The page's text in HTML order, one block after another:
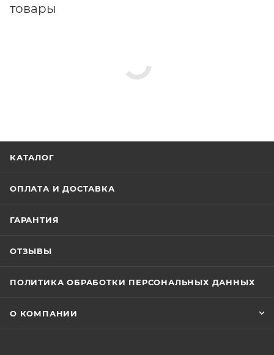
товары
КАТАЛОГ
ОПЛАТА И ДОСТАВКА
ГАРАНТИЯ
ОТЗЫВЫ
ПОЛИТИКА ОБРАБОТКИ ПЕРСОНАЛЬНЫХ ДАННЫХ
О КОМПАНИИ